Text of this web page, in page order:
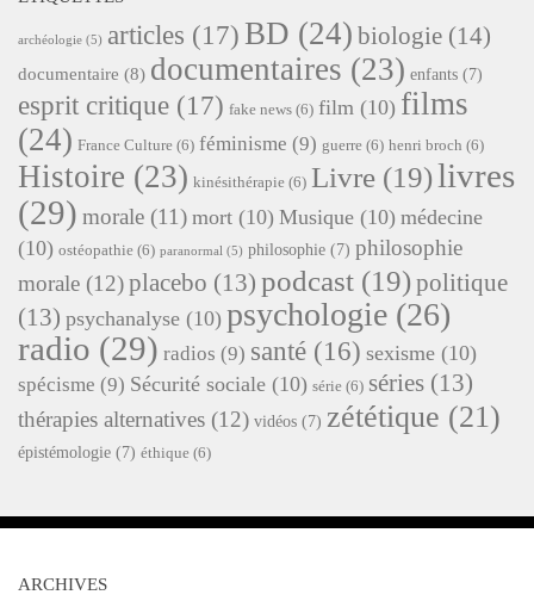
archéologie (5) articles (17) BD (24) biologie (14)
documentaire (8) documentaires (23) enfants (7)
esprit critique (17) fake news (6) film (10) films
(24) France Culture (6) féminisme (9) guerre (6) henri broch (6)
Histoire (23) kinésithérapie (6) Livre (19)livres
(29) morale (11) mort (10) Musique (10) médecine
(10) ostéopathie (6) paranormal (5) philosophie (7) philosophie
morale (12)placebo (13) podcast (19)politique
(13) psychanalyse (10) psychologie (26)
radio (29) radios (9) santé (16) sexisme (10)
spécisme (9) Sécurité sociale (10) série (6) séries (13)
thérapies alternatives (12) vidéos (7) zététique (21)
épistémologie (7) éthique (6)
ARCHIVES